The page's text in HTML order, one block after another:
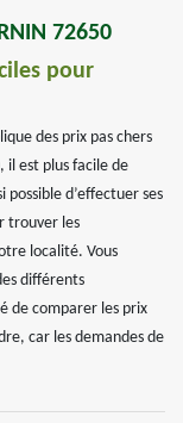
72650
pour
des prix pas chers
il est plus facile de
possible d’effectuer ses
trouver les
localité. Vous
différents
de comparer les prix
car les demandes de